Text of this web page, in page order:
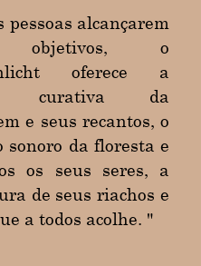
pessoas alcançarem
objetivos, o
oferece a
curativa da
e seus recantos, o
sonoro da floresta e
os seus seres, a
de seus riachos e
a todos acolhe. "